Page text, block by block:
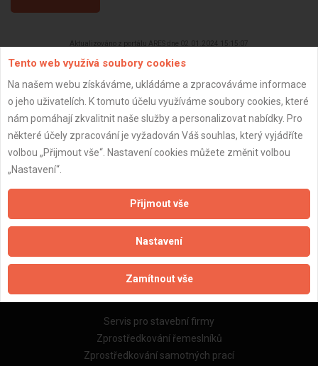
Aktualizováno z portálu ARES dne 02.01.2024 15:15:07
Důležité informace
Naše firmy a řemeslníci
Zásady pro používání souborů cookie
Obchodní podmínky (zprostředkování)
Obchodní podmínky (rozpočtování)
Reference
Naše excelové tabulky online
Naše služby
Servis pro stavební firmy
Zprostředkování řemeslníků
Zprostředkování samotných prací
Tento web využívá soubory cookies
Na našem webu získáváme, ukládáme a zpracováváme informace
o jeho uživatelích. K tomuto účelu využíváme soubory cookies, které
nám pomáhají zkvalitnit naše služby a personalizovat nabídky. Pro
některé účely zpracování je vyžadován Váš souhlas, který vyjádříte
volbou „Přijmout vše“. Nastavení cookies můžete změnit volbou
„Nastavení“.
Přijmout vše
Nastavení
Zamítnout vše